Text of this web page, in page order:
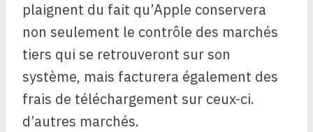
plaignent du fait qu’Apple conservera
non seulement le contrôle des marchés
tiers qui se retrouveront sur son
système, mais facturera également des
frais de téléchargement sur ceux-ci.
d’autres marchés.